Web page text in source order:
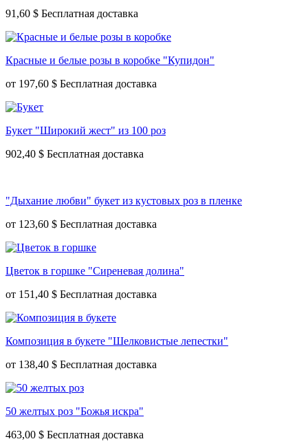
91,60 $
Красные и белые розы в коробке "Купидон"
от 197,60 $
Букет "Широкий жест" из 100 роз
902,40 $
"Дыхание любви" букет из кустовых роз в пленке
от 123,60 $
Цветок в горшке "Сиреневая долина"
от 151,40 $
Композиция в букете "Шелковистые лепестки"
от 138,40 $
50 желтых роз "Божья искра"
463,00 $